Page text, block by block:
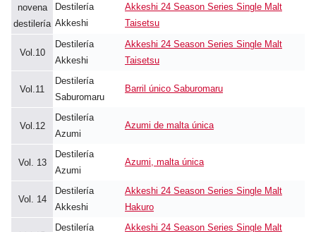
novena
destilería
Destilería
Akkeshi
Akkeshi 24 Season Series Single Malt
Taisetsu
Vol.10
Destilería
Akkeshi
Akkeshi 24 Season Series Single Malt
Taisetsu
Vol.11
Destilería
Saburomaru
Barril único Saburomaru
Vol.12
Destilería
Azumi
Azumi de malta única
Vol. 13
Destilería
Azumi
Azumi, malta única
Vol. 14
Destilería
Akkeshi
Akkeshi 24 Season Series Single Malt
Hakuro
Destilería
Akkeshi 24 Season Series Single Malt